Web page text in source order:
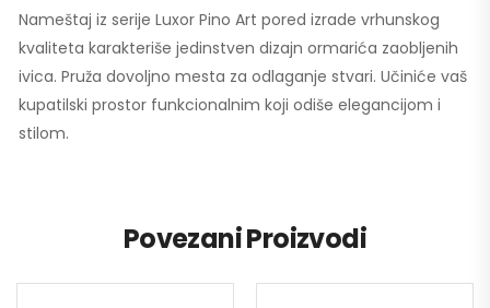
Nameštaj iz serije Luxor Pino Art pored izrade vrhunskog
kvaliteta karakteriše jedinstven dizajn ormarića zaobljenih
ivica. Pruža dovoljno mesta za odlaganje stvari. Učiniće vaš
kupatilski prostor funkcionalnim koji odiše elegancijom i
stilom.
Povezani Proizvodi